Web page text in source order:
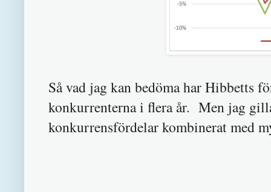
Så vad jag kan bedöma har Hibbetts
konkurrenterna i flera år. Men jag
konkurrensfördelar kombinerat med